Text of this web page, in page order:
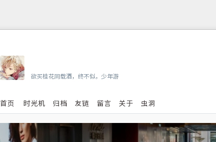
欲买桂花同载酒，终不似，少年游
首页 时光机 归档 友链 留言 关于 虫洞